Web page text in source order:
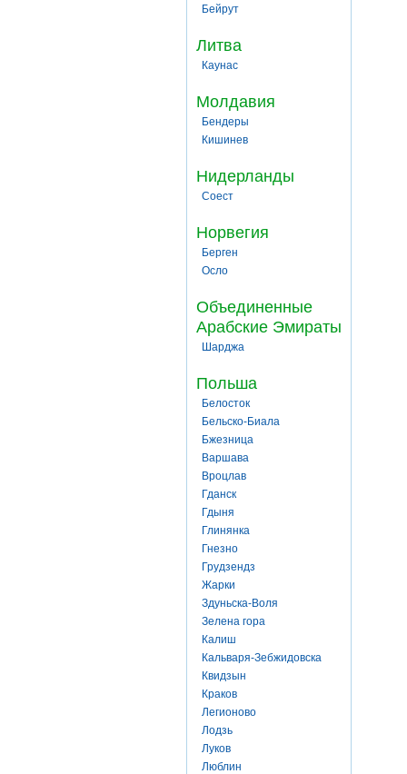
Бейрут
Литва
Каунас
Молдавия
Бендеры
Кишинев
Нидерланды
Соест
Норвегия
Берген
Осло
Объединенные
Арабские Эмираты
Шарджа
Польша
Белосток
Бельско-Биала
Бжезница
Варшава
Вроцлав
Гданск
Гдыня
Глинянка
Гнезно
Грудзендз
Жарки
Здуньска-Воля
Зелена гора
Калиш
Кальваря-Зебжидовска
Квидзын
Краков
Легионово
Лодзь
Луков
Люблин